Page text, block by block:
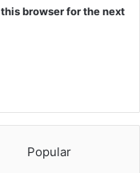
browser for the next
Popular